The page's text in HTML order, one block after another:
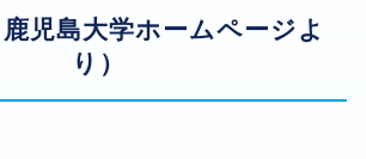
児島大学ホームページよ
り）